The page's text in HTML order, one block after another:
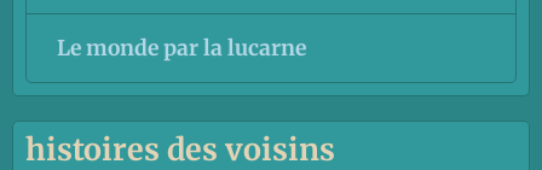
Le monde par la lucarne
histoires des voisins